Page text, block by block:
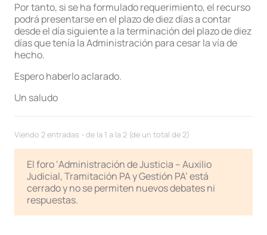
Por tanto, si se ha formulado requerimiento, el recurso
podrá presentarse en el plazo de diez días a contar
desde el día siguiente a la terminación del plazo de diez
días que tenía la Administración para cesar la vía de
hecho.
Espero haberlo aclarado.
Un saludo
Viendo 2 entradas - de la 1 a la 2 (de un total de 2)
El foro ‘Administración de Justicia – Auxilio
Judicial, Tramitación PA y Gestión PA’ está
cerrado y no se permiten nuevos debates ni
respuestas.